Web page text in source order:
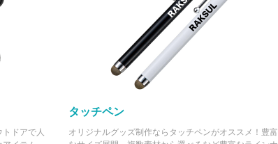
ドアで人
タッチペン
オリジナルグッズ制作ならタッチペンがオススメ！豊富